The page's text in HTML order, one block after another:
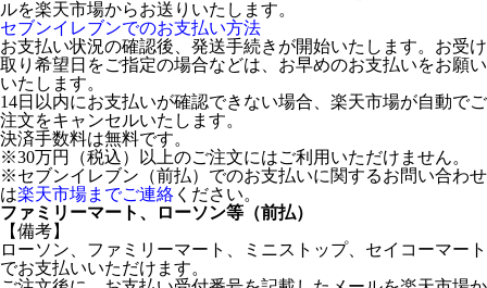
ルを楽天市場からお送りいたします。
セブンイレブンでのお支払い方法
お支払い状況の確認後、発送手続きが開始いたします。お受け
取り希望日をご指定の場合などは、お早めのお支払いをお願い
いたします。
14日以内にお支払いが確認できない場合、楽天市場が自動でご
注文をキャンセルいたします。
決済手数料は無料です。
※30万円（税込）以上のご注文にはご利用いただけません。
※セブンイレブン（前払）でのお支払いに関するお問い合わせ
は楽天市場までご連絡 ください。
ファミリーマート、ローソン等（前払）
【備考】
ローソン、ファミリーマート、ミニストップ、セイコーマート
でお支払いいただけます。